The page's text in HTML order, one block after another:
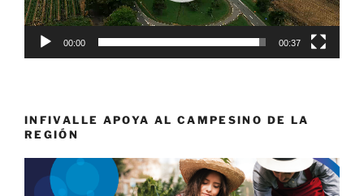
00:00 00:37
INFIVALLE APOYA AL CAMPESINO DE LA
REGIÓN